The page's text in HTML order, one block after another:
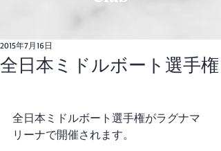
全日本ミドルボート選手権
2015年7月16日
全日本ミドルボート選手権がラグナマ
リーナで開催されます。